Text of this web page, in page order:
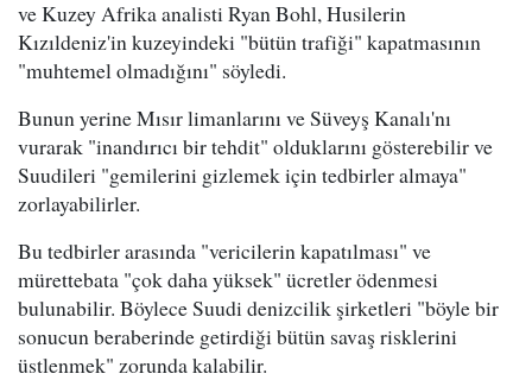
ve Kuzey Afrika analisti Ryan Bohl, Husilerin
Kızıldeniz'in kuzeyindeki "bütün trafiği" kapatmasının
"muhtemel olmadığını" söyledi.
Bunun yerine Mısır limanlarını ve Süveyş Kanalı'nı
vurarak "inandırıcı bir tehdit" olduklarını gösterebilir ve
Suudileri "gemilerini gizlemek için tedbirler almaya"
zorlayabilirler.
Bu tedbirler arasında "vericilerin kapatılması" ve
mürettebata "çok daha yüksek" ücretler ödenmesi
bulunabilir. Böylece Suudi denizcilik şirketleri "böyle bir
sonucun beraberinde getirdiği bütün savaş risklerini
üstlenmek" zorunda kalabilir.